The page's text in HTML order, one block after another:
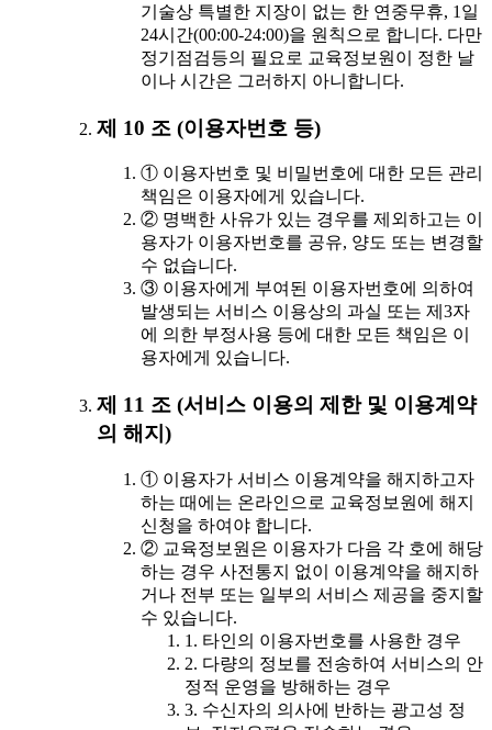
기술상 특별한 지장이 없는 한 연중무휴, 1일
24시간(00:00-24:00)을 원칙으로 합니다. 다만
정기점검등의 필요로 교육정보원이 정한 날
이나 시간은 그러하지 아니합니다.
제 10 조 (이용자번호 등)
① 이용자번호 및 비밀번호에 대한 모든 관리
책임은 이용자에게 있습니다.
② 명백한 사유가 있는 경우를 제외하고는 이
용자가 이용자번호를 공유, 양도 또는 변경할
수 없습니다.
③ 이용자에게 부여된 이용자번호에 의하여
발생되는 서비스 이용상의 과실 또는 제3자
에 의한 부정사용 등에 대한 모든 책임은 이
용자에게 있습니다.
제 11 조 (서비스 이용의 제한 및 이용계약
의 해지)
① 이용자가 서비스 이용계약을 해지하고자
하는 때에는 온라인으로 교육정보원에 해지
신청을 하여야 합니다.
② 교육정보원은 이용자가 다음 각 호에 해당
하는 경우 사전통지 없이 이용계약을 해지하
거나 전부 또는 일부의 서비스 제공을 중지할
수 있습니다.
1. 타인의 이용자번호를 사용한 경우
2. 다량의 정보를 전송하여 서비스의 안
정적 운영을 방해하는 경우
3. 수신자의 의사에 반하는 광고성 정